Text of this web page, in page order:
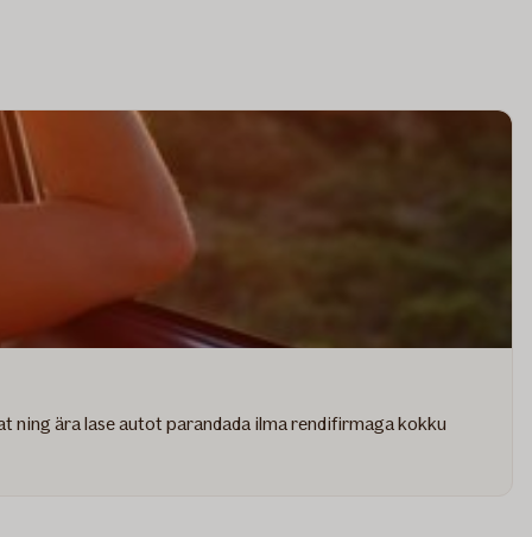
ning ära lase autot parandada ilma rendifirmaga kokku